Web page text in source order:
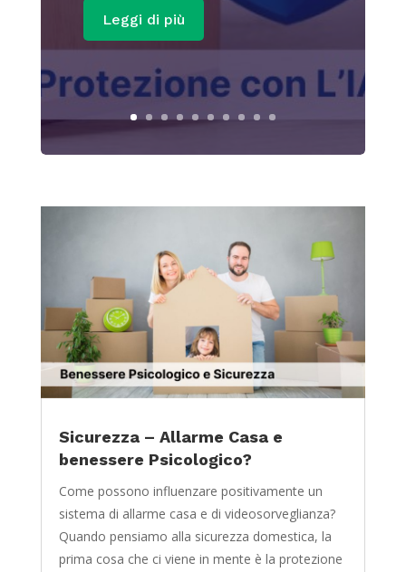
Leggi di più
Sicurezza – Allarme Casa e
benessere Psicologico?
Come possono influenzare positivamente un
sistema di allarme casa e di videosorveglianza?
Quando pensiamo alla sicurezza domestica, la
prima cosa che ci viene in mente è la protezione